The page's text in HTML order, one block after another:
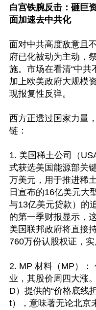
白宫铁腕反击：砸巨
面加速去中共化
面对中共高度敌意且
府已化被动为主动，
施。市场在看清“中共
加上欧美政府大规模
现报复性反弹。
西方正透过国家力量
链：
1. 美国稀土公司（
式获选美国能源部关
万美元，用于推进稀
日宣布的16亿美元大
与13亿美元贷款）的
的第一季财报显示，
美国联邦政府将直接
760万份认股权证，实
2. MP 材料（MP）：
业，其股价周四大涨
D）提供的“价格底线
t），意味著无论北京